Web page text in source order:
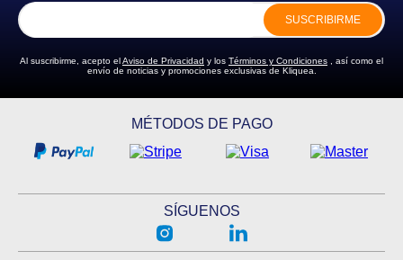
SUSCRIBIRME
Al suscribirme, acepto elAviso de Privacidad y los Términos y Condiciones , así como el
envío de noticias y promociones exclusivas de Kliquea.
MÉTODOS DE PAGO
SÍGUENOS